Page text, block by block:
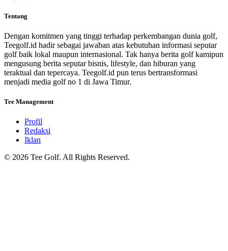
Tentang
Dengan komitmen yang tinggi terhadap perkembangan dunia golf,
Teegolf.id hadir sebagai jawaban atas kebutuhan informasi seputar
golf baik lokal maupun internasional. Tak hanya berita golf kamipun
mengusung berita seputar bisnis, lifestyle, dan hiburan yang
teraktual dan tepercaya. Teegolf.id pun terus bertransformasi
menjadi media golf no 1 di Jawa Timur.
Tee Management
Profil
Redaksi
Iklan
© 2026 Tee Golf. All Rights Reserved.